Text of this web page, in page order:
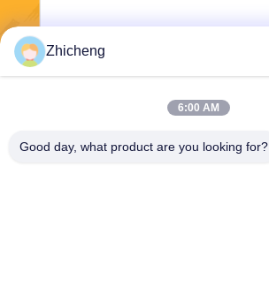
Zhicheng
6:00 AM
Good day, what product are you looking for?